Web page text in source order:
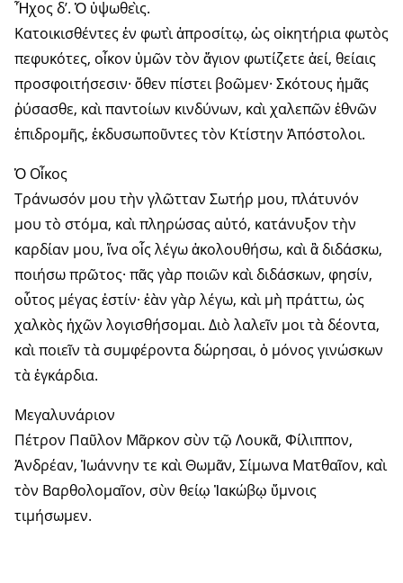
Ἦχος δ’. Ὁ ὑψωθεὶς.
Κατοικισθέντες ἐν φωτὶ ἀπροσίτῳ, ὡς οἰκητήρια φωτὸς
πεφυκότες, οἶκον ὑμῶν τὸν ἅγιον φωτίζετε ἀεί, θείαις
προσφοιτήσεσιν· ὅθεν πίστει βοῶμεν· Σκότους ἡμᾶς
ῥύσασθε, καὶ παντοίων κινδύνων, καὶ χαλεπῶν ἐθνῶν
ἐπιδρομῆς, ἐκδυσωποῦντες τὸν Κτίστην Ἀπόστολοι.
Ὁ Οἶκος
Τράνωσόν μου τὴν γλῶτταν Σωτήρ μου, πλάτυνόν
μου τὸ στόμα, καὶ πληρώσας αὐτό, κατάνυξον τὴν
καρδίαν μου, ἵνα οἷς λέγω ἀκολουθήσω, καὶ ἃ διδάσκω,
ποιήσω πρῶτος· πᾶς γὰρ ποιῶν καὶ διδάσκων, φησίν,
οὗτος μέγας ἐστίν· ἐὰν γὰρ λέγω, καὶ μὴ πράττω, ὡς
χαλκὸς ἠχῶν λογισθήσομαι. Διὸ λαλεῖν μοι τὰ δέοντα,
καὶ ποιεῖν τὰ συμφέροντα δώρησαι, ὁ μόνος γινώσκων
τὰ ἐγκάρδια.
Μεγαλυνάριον
Πέτρον Παῦλον Μᾶρκον σὺν τῷ Λουκᾶ, Φίλιππον,
Ἀνδρέαν, Ἰωάννην τε καὶ Θωμᾶν, Σίμωνα Ματθαῖον, καὶ
τὸν Βαρθολομαῖον, σὺν θείῳ Ἰακώβῳ ὕμνοις
τιμήσωμεν.